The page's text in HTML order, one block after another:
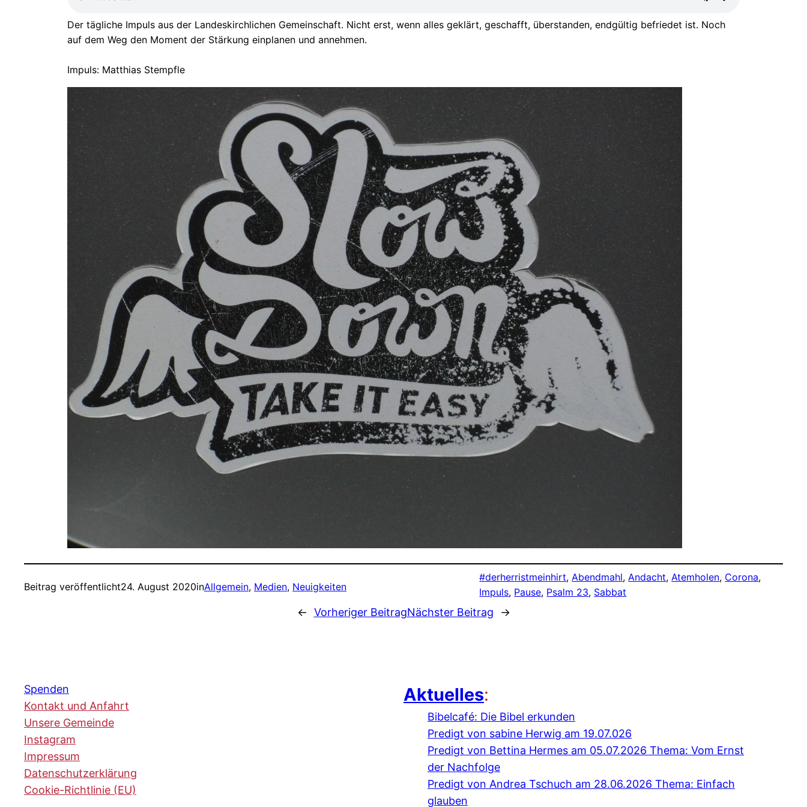
Der tägliche Impuls aus der Landeskirchlichen Gemeinschaft. Nicht erst, wenn alles geklärt, geschafft, überstanden, endgültig befriedet ist. Noch
auf dem Weg den Moment der Stärkung einplanen und annehmen.
Impuls: Matthias Stempfle
Beitrag veröffentlicht24. August 2020inAllgemein, Medien, Neuigkeiten
#derherristmeinhirt, Abendmahl, Andacht, Atemholen, Corona
Impuls, Pause, Psalm 23, Sabbat
← Vorheriger BeitragNächster Beitrag →
Spenden
Kontakt und Anfahrt
Unsere Gemeinde
Instagram
Impressum
Datenschutzerklärung
Cookie-Richtlinie (EU)
Aktuelles:
Bibelcafé: Die Bibel erkunden
Predigt von sabine Herwig am 19.07.026
Predigt von Bettina Hermes am 05.07.2026 Thema: Vom Ernst
der Nachfolge
Predigt von Andrea Tschuch am 28.06.2026 Thema: Einfach
glauben